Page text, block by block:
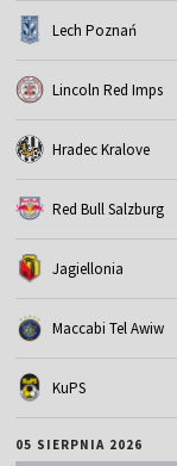
Lech Poznań
Lincoln Red Imps
Hradec Kralove
Red Bull Salzburg
Jagiellonia
Maccabi Tel Awiw
KuPS
05 SIERPNIA 2026